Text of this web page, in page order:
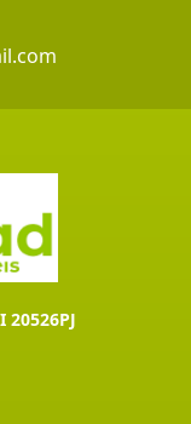
20526PJ